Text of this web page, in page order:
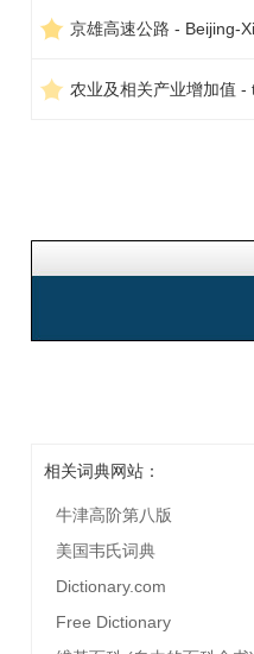
相关词典网站：
牛津高阶第八版
美国韦氏词典
Dictionary.com
Free Dictionary